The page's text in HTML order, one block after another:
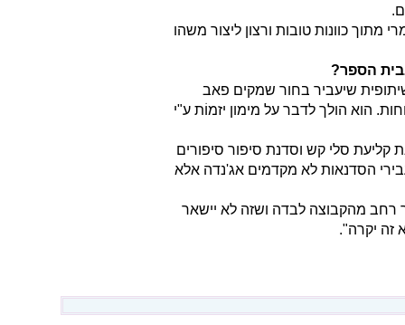
מתוך כוונות טובות ורצון ליצור משהו
הספר?
שיעביר בחור שמקים פאב
הוא הולך לדבר על מימון יזמוֹת ע"י
קליעת סלי קש וסדנת סיפור סיפורים
הסדנאות לא מקדמים אג'נדה אלא
רחב מהקבוצה לבדה ושזה לא יישאר
זה יקרה".